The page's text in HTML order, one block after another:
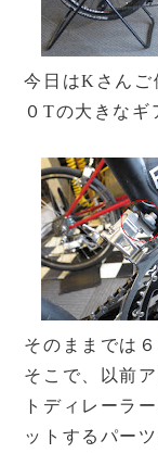
今日はKさん
０Tの大きなギ
そのままでは
そこで、以前
トディレーラ
ットするパー